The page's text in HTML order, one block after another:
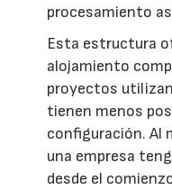
procesamiento
Esta estructura
alojamiento
proyectos
tienen menos
configuración. Al
una empresa
desde el